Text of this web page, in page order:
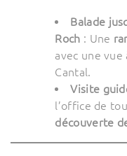
Balade
Roch : Une
avec une vue
Cantal.
Visite
l’office de
découverte